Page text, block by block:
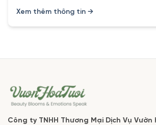
Xem thêm thông tin →
Công ty TNHH Thương Mại Dịch Vụ Vườn